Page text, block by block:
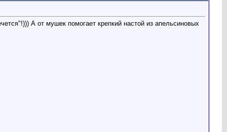
А от мушек помогает крепкий настой из апельсиновых